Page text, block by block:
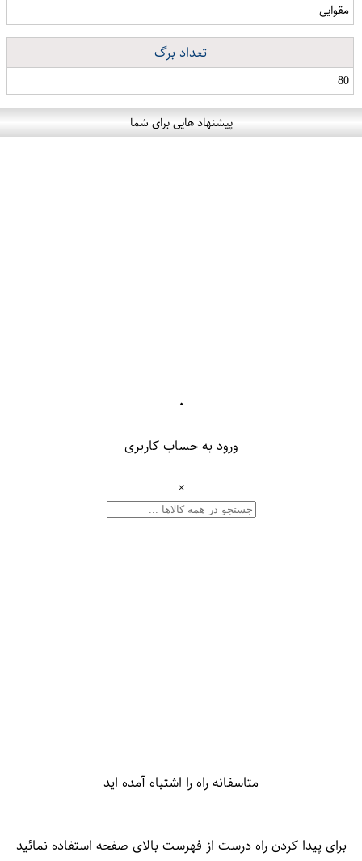
مقوایی
تعداد برگ
80
پیشنهاد هایی برای شما
۰
ورود به حساب کاربری
×
متاسفانه راه را اشتباه آمده اید
برای پیدا کردن راه درست از فهرست بالای صفحه استفاده نمائید